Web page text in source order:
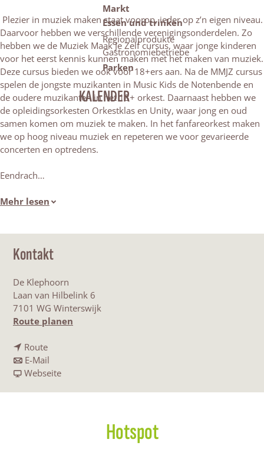
Markt
Essen und trinken
Regionalprodukte
Gastronomiebetriebe
Parken
KALENDER
Plezier in muziek maken staat voorop, ieder op z’n eigen niveau.
Daarvoor hebben we verschillende verenigingsonderdelen. Zo
hebben we de Muziek Maak Je Zelf cursus, waar jonge kinderen
voor het eerst kennis kunnen maken met het maken van muziek.
Deze cursus bieden we ook voor 18+ers aan. Na de MMJZ cursus
spelen de jongste muzikanten in Music Kids de Notenbende en
de oudere muzikanten in het 18+ orkest. Daarnaast hebben we
de opleidingsorkesten Orkestklas en Unity, waar jong en oud
samen komen om muziek te maken. In het fanfareorkest maken
we op hoog niveau muziek en repeteren we voor gevarieerde
concerten en optredens.
Eendrach…
Mehr lesen
Kontakt
De Klephoorn
Laan van Hilbelink 6
7101 WG Winterswijk
Route planen
Routeb
i
s
E-Mail
i
Webseitea
Hotspot